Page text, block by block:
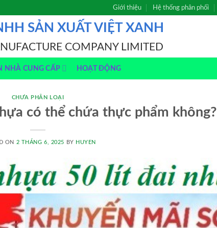
Giới thiệu Hệ thống phân phối
SẢN XUẤT VIỆT XANH
COMPANY LIMITED
NHÀ CUNG CẤP HOẠT ĐỘNG
CHƯA PHÂN LOẠI
có thể chứa thực phẩm không?
ON 2 THÁNG 6, 2025 BY HUYEN